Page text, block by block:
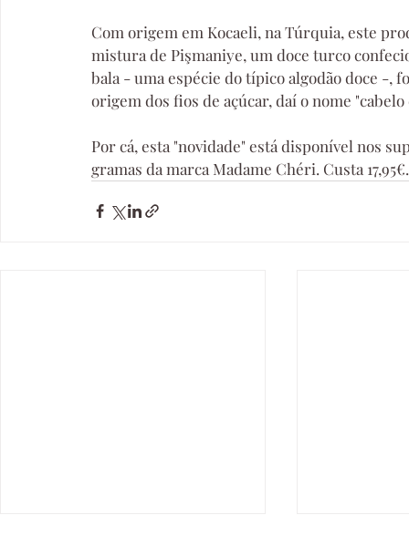
Com origem em Kocaeli, na Túrquia, este
mistura de Pişmaniye, um doce turco
bala - uma espécie do típico algodão doce -,
origem dos fios de açúcar, daí o nome "cabelo
Por cá, esta "novidade" está disponível nos
gramas da marca Madame Chéri. Custa